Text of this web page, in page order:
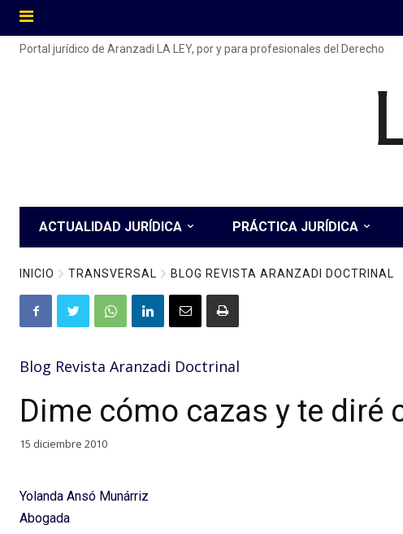
Portal jurídico de Aranzadi LA LEY, por y para profesionales del Derecho
ACTUALIDAD JURÍDICA PRÁCTICA JURÍDICA
INICIO TRANSVERSAL BLOG REVISTA ARANZADI DOCTRINAL
Blog Revista Aranzadi Doctrinal
Dime cómo cazas y te diré
15 diciembre 2010
Yolanda Ansó Munárriz
Abogada